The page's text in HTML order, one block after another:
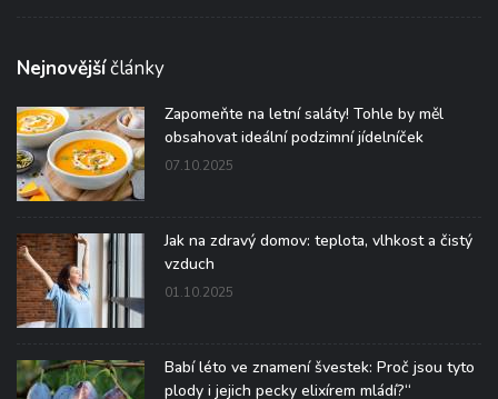
Nejnovějšíčlánky
Zapomeňte na letní saláty! Tohle by měl
obsahovat ideální podzimní jídelníček
07.10.2025
Jak na zdravý domov: teplota, vlhkost a čistý
vzduch
01.10.2025
Babí léto ve znamení švestek: Proč jsou tyto
plody i jejich pecky elixírem mládí?“